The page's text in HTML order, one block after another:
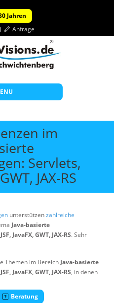
Jahren
Anfrage
im
Servlets,
JAX-RS
unterstützenzahlreiche
Java-basierte
JavaFX, GWT, JAX-RS. Sehr
Themen im Bereich Java-basierte
JavaFX, GWT, JAX-RS, in denen
Beratung